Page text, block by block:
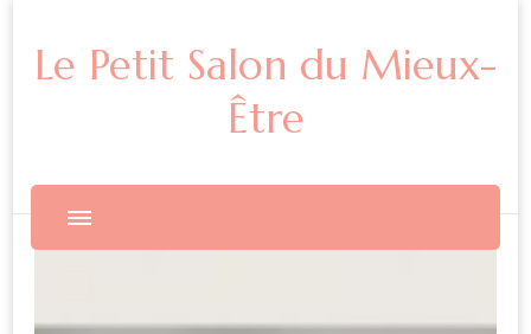
Le Petit Salon du Mieux-
Être